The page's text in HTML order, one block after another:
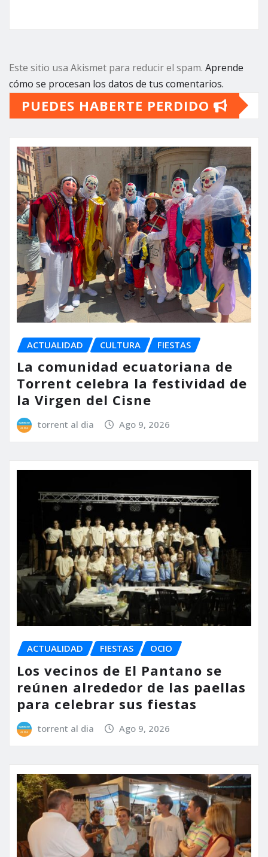
Este sitio usa Akismet para reducir el spam. Aprende
cómo se procesan los datos de tus comentarios.
PUEDES HABERTE PERDIDO
ACTUALIDAD CULTURA FIESTAS
La comunidad ecuatoriana de
Torrent celebra la festividad de
la Virgen del Cisne
torrent al dia Ago 9, 2026
ACTUALIDAD FIESTAS OCIO
Los vecinos de El Pantano se
reúnen alrededor de las paellas
para celebrar sus fiestas
torrent al dia Ago 9, 2026